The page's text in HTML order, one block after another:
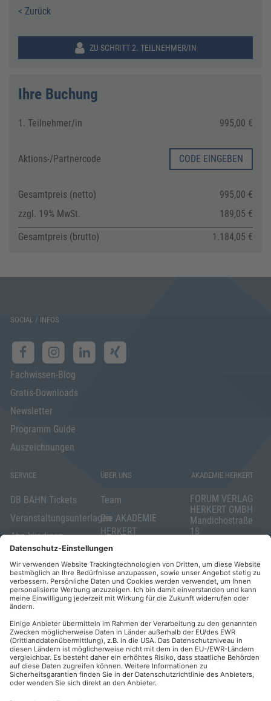
< Zurück
ZU SCHRITT 2. TEILNEHMER/IN
Ihre Buchung
1. Teilnehmer/in 995,00 €
Aktions-/Partnercode CODE EINGEBEN
Gesamtpreis (netto)
995,00 €
zzgl. 19% MwSt.
189,05 €
Gesamtpreis (brutto)
1.184,05 €
SOCIAL / INFOS
Fachwissen-Blog
Gratis-Downloads
Newsletter
Programm Guide
Auszeichnungen
SERVICE
DB BAHN Tickets
Veranstaltungsunterlagen
Abo kündigen
Widerrufsrecht
für Verbraucher
Elektronischer
Geschäftsverkehr
ÜBER UNS
Team
Die AKADEMIE
HERKERT
FORUM VERLAG
HERKERT
Kontakt
AKADEMIE HERKERT
FORUM VERLAG
HERKERT GMBH
Mandichostraße
18
Telefon: +49
(0)8233 381-123
Telefax: +49
(0)8233 381-222
E-Mail:
herkert.de
Zahlung per
Rechnung